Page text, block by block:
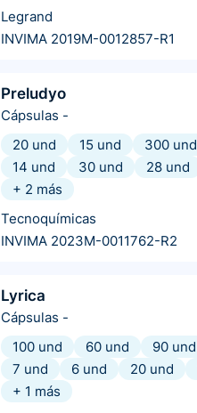
Legrand
INVIMA 2019M-0012857-R1
Preludyo
Cápsulas -
20 und
15 und 300 und
14 und
30 und 28 und
+ 2 más
Tecnoquímicas
INVIMA 2023M-0011762-R2
Lyrica
Cápsulas -
100 und
60 und 90 und
7 und
6 und 20 und
+ 1 más